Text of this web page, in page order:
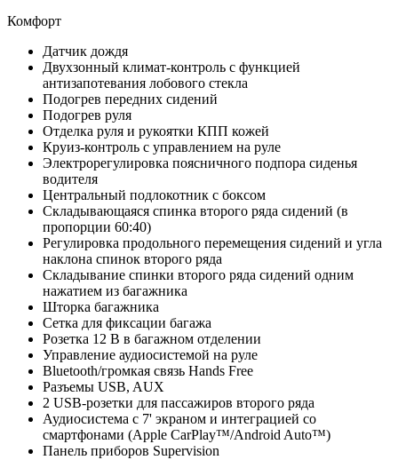
Комфорт
Датчик дождя
Двухзонный климат-контроль с функцией
антизапотевания лобового стекла
Подогрев передних сидений
Подогрев руля
Отделка руля и рукоятки КПП кожей
Круиз-контроль с управлением на руле
Электрорегулировка поясничного подпора сиденья
водителя
Центральный подлокотник с боксом
Складывающаяся спинка второго ряда сидений (в
пропорции 60:40)
Регулировка продольного перемещения сидений и угла
наклона спинок второго ряда
Складывание спинки второго ряда сидений одним
нажатием из багажника
Шторка багажника
Сетка для фиксации багажа
Розетка 12 В в багажном отделении
Управление аудиосистемой на руле
Bluetooth/громкая связь Hands Free
Разъемы USB, AUX
2 USB-розетки для пассажиров второго ряда
Аудиосистема с 7' экраном и интеграцией со
смартфонами (Apple CarPlay™/Android Auto™)
Панель приборов Supervision